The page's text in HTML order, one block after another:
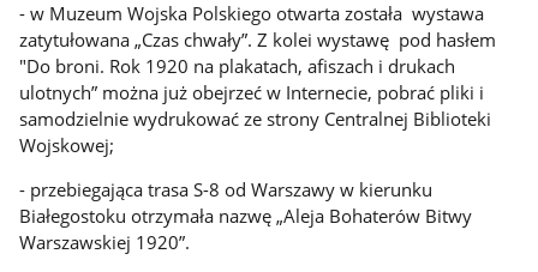
- w Muzeum Wojska Polskiego otwarta została wystawa
zatytułowana „Czas chwały”. Z kolei wystawę pod hasłem
"Do broni. Rok 1920 na plakatach, afiszach i drukach
ulotnych” można już obejrzeć w Internecie, pobrać pliki i
samodzielnie wydrukować ze strony Centralnej Biblioteki
Wojskowej;
- przebiegająca trasa S-8 od Warszawy w kierunku
Białegostoku otrzymała nazwę „Aleja Bohaterów Bitwy
Warszawskiej 1920”.